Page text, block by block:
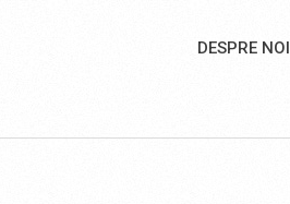
DESPRE NOI